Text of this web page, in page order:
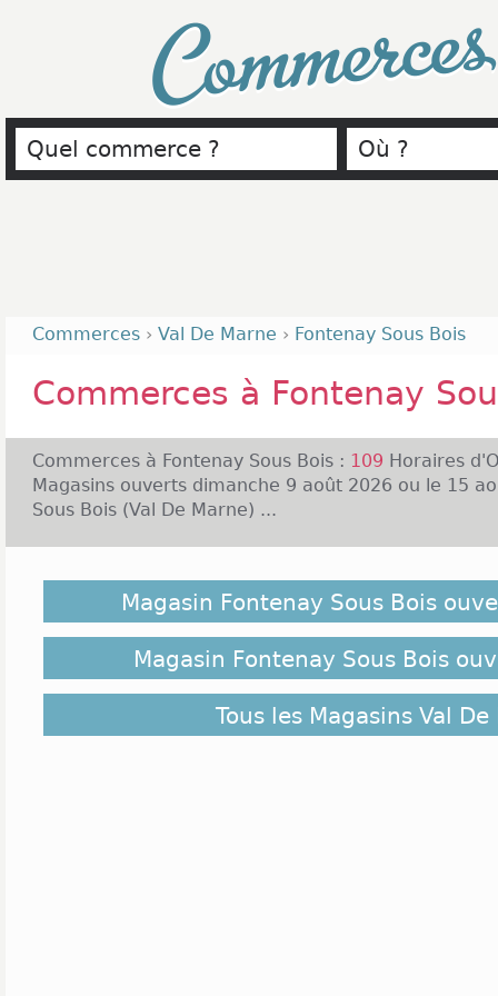
Commerces › Val De Marne › Fontenay Sous Bois
Commerces à Fontenay
Commerces à Fontenay Sous Bois : 109 Horaires
Magasins ouverts dimanche 9 août 2026 ou le 15
Sous Bois (Val De Marne) ...
département du Val-de-Marne. Cette ville en
divisée en deux espaces à la population très
surtout d'une population aisée et ailleurs, la
forte densité. Pourtant cette ville fait tout pour
L'ensemble des terres agricoles a été remplacé
artisanales et industrielles. Au niveau
l'implantation de grosses entreprises telles que
Magasin Fontenay Sous Bois
Magasin Fontenay Sous Bois
Tous les Magasins Val De